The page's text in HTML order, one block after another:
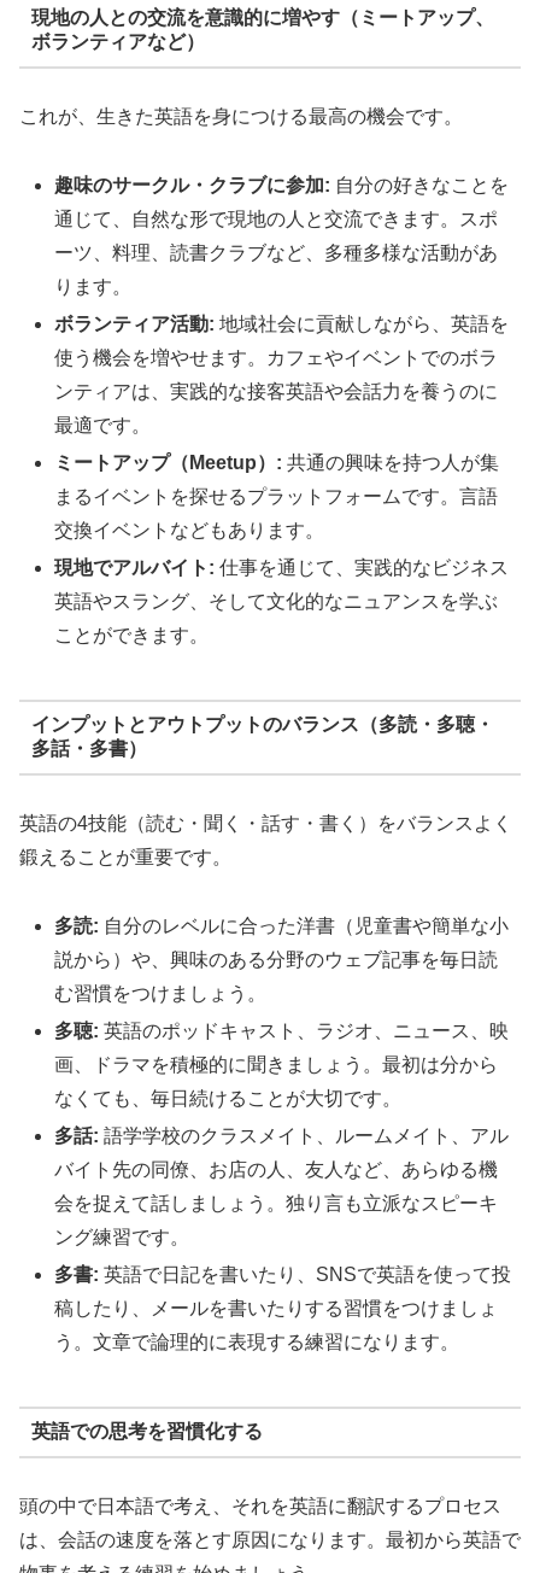
現地の人との交流を意識的に増やす（ミートアップ、
ボランティアなど）
これが、生きた英語を身につける最高の機会です。
趣味のサークル・クラブに参加: 自分の好きなことを
通じて、自然な形で現地の人と交流できます。スポ
ーツ、料理、読書クラブなど、多種多様な活動があ
ります。
ボランティア活動: 地域社会に貢献しながら、英語を
使う機会を増やせます。カフェやイベントでのボラ
ンティアは、実践的な接客英語や会話力を養うのに
最適です。
ミートアップ（Meetup）: 共通の興味を持つ人が集
まるイベントを探せるプラットフォームです。言語
交換イベントなどもあります。
現地でアルバイト: 仕事を通じて、実践的なビジネス
英語やスラング、そして文化的なニュアンスを学ぶ
ことができます。
インプットとアウトプットのバランス（多読・多聴・
多話・多書）
英語の4技能（読む・聞く・話す・書く）をバランスよく
鍛えることが重要です。
多読: 自分のレベルに合った洋書（児童書や簡単な小
説から）や、興味のある分野のウェブ記事を毎日読
む習慣をつけましょう。
多聴: 英語のポッドキャスト、ラジオ、ニュース、映
画、ドラマを積極的に聞きましょう。最初は分から
なくても、毎日続けることが大切です。
多話: 語学学校のクラスメイト、ルームメイト、アル
バイト先の同僚、お店の人、友人など、あらゆる機
会を捉えて話しましょう。独り言も立派なスピーキ
ング練習です。
多書: 英語で日記を書いたり、SNSで英語を使って投
稿したり、メールを書いたりする習慣をつけましょ
う。文章で論理的に表現する練習になります。
英語での思考を習慣化する
頭の中で日本語で考え、それを英語に翻訳するプロセス
は、会話の速度を落とす原因になります。最初から英語で